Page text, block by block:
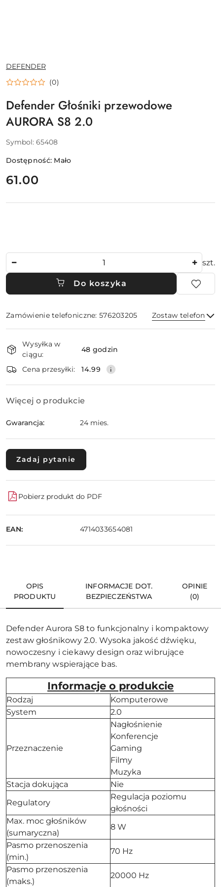
NAZWA
PRODUCENTA:
DEFENDER
(0)
Defender Głośniki przewodowe
AURORA S8 2.0
Symbol: 65408
Dostępność: Mało
cena:
61.00
szt.
Do koszyka
Zamówienie telefoniczne: 576203205 Zostaw telefon
i
dostawa
Wysyłka w
ciągu:
48 godzin
Cena przesyłki: 14.99
Więcej o produkcie
Gwarancja: 24 mies.
Zadaj pytanie
Pobierz produkt do PDF
EAN: 4714033654081
OPIS
PRODUKTU
INFORMACJE DOT.
BEZPIECZEŃSTWA
OPINIE
(0)
Defender Aurora S8 to funkcjonalny i kompaktowy
zestaw głośnikowy 2.0. Wysoka jakość dźwięku,
nowoczesny i ciekawy design oraz wibrujące
membrany wspierające bas.
Informacje o produkcie
Rodzaj
Komputerowe
System
2.0
Przeznaczenie
Nagłośnienie
Konferencje
Gaming
Filmy
Muzyka
Stacja dokująca
Nie
Regulatory
Regulacja poziomu
głośności
Max. moc głośników
(sumaryczna)
8 W
Pasmo przenoszenia
(min.)
70 Hz
Pasmo przenoszenia
(maks.)
20000 Hz